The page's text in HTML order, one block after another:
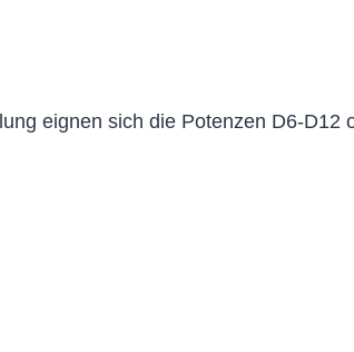
eignen sich die Potenzen D6-